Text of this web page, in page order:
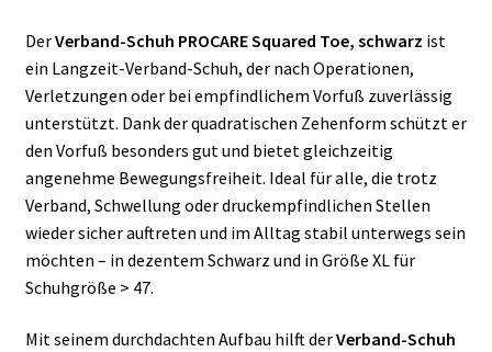
DerVerband-Schuh PROCARE Squared Toe, schwarz ist
ein Langzeit-Verband-Schuh, der nach Operationen,
Verletzungen oder bei empfindlichem Vorfuß zuverlässig
unterstützt. Dank der quadratischen Zehenform schützt er
den Vorfuß besonders gut und bietet gleichzeitig
angenehme Bewegungsfreiheit. Ideal für alle, die trotz
Verband, Schwellung oder druckempfindlichen Stellen
wieder sicher auftreten und im Alltag stabil unterwegs sein
möchten – in dezentem Schwarz und in Größe XL für
Schuhgröße > 47.
Mit seinem durchdachten Aufbau hilft derVerband-Schuh